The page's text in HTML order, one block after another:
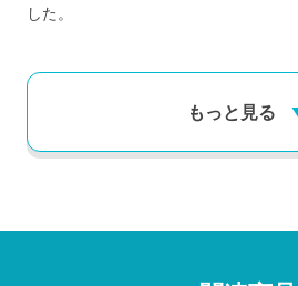
した。
もっと見る